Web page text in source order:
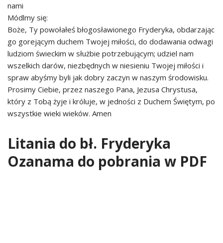
nami
Módlmy się:
Boże, Ty powołałeś błogosławionego Fryderyka, obdarzając
go gorejącym duchem Twojej miłości, do dodawania odwagi
ludziom świeckim w służbie potrzebującym; udziel nam
wszelkich darów, niezbędnych w niesieniu Twojej miłości i
spraw abyśmy byli jak dobry zaczyn w naszym środowisku.
Prosimy Ciebie, przez naszego Pana, Jezusa Chrystusa,
który z Tobą żyje i króluje, w jedności z Duchem Świętym, po
wszystkie wieki wieków. Amen
Litania do bł. Fryderyka
Ozanama do pobrania w PDF